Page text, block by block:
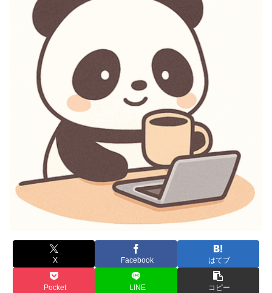
X Facebook はてブ
Pocket LINE コピー